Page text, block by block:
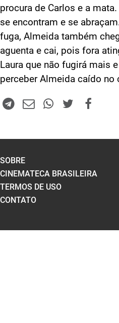
procura de Carlos e a
se encontram e se
fuga, Almeida também
aguenta e cai, pois fora
Laura que não fugirá mais
perceber Almeida caído no
SOBRE
CINEMATECA BRASILEIRA
TERMOS DE USO
CONTATO